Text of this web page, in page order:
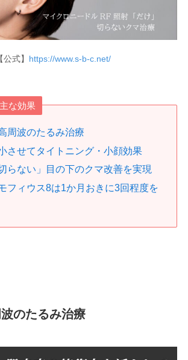
【公式】 https://www.s-b-c.net/
な効果
周波のたるみ治療
させてタイトニング・小顔効果
らない」目の下のクマ改善を実現
フィウス8は1か月おきに3回程度を
のたるみ治療